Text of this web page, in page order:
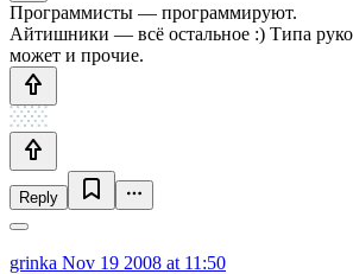
Программисты — программируют.
Айтишники — всё остальное :) Типа
может и прочие.
Reply
grinka Nov 19 2008 at 11:50